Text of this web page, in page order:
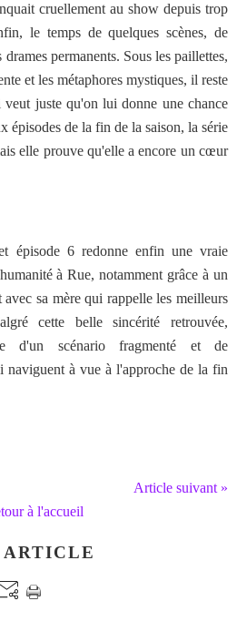
cruellement au show depuis trop
le temps de quelques scènes, de
permanents. Sous les paillettes,
et les métaphores mystiques, il reste
juste qu'on lui donne une chance
épisodes de la fin de la saison, la série
elle prouve qu'elle a encore un cœur
épisode 6 redonne enfin une vraie
à Rue, notamment grâce à un
sa mère qui rappelle les meilleurs
cette belle sincérité retrouvée,
d'un scénario fragmenté et de
naviguent à vue à l'approche de la fin
Article suivant »
à l'accueil
ARTICLE